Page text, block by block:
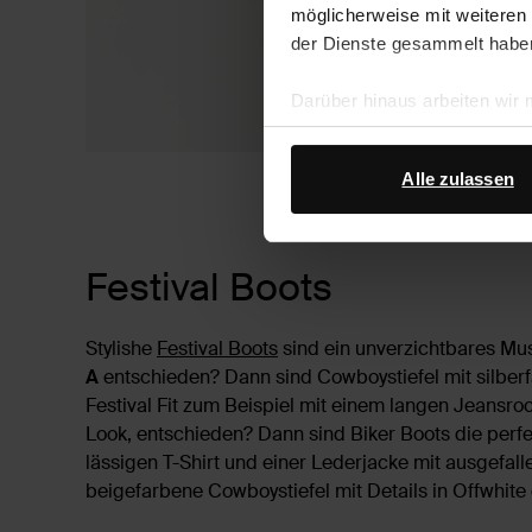
möglicherweise mit
der Dienste gesammelt
Darüber hinaus arbeiten wir
Google Ihre
Alle zulassen
Festival Boots
Stylishe Festival Boots sind ein unverzichtbares
Aentschieden? Dann sind Cowboystiefel mit
Festival Fit zum Beispiel mit einem langen
Look, entschieden? Dann sind Biker Boots die
lässigen T-Shirt und einer Lederjacke mit
beigefarbene Cowboystiefel mit Details in